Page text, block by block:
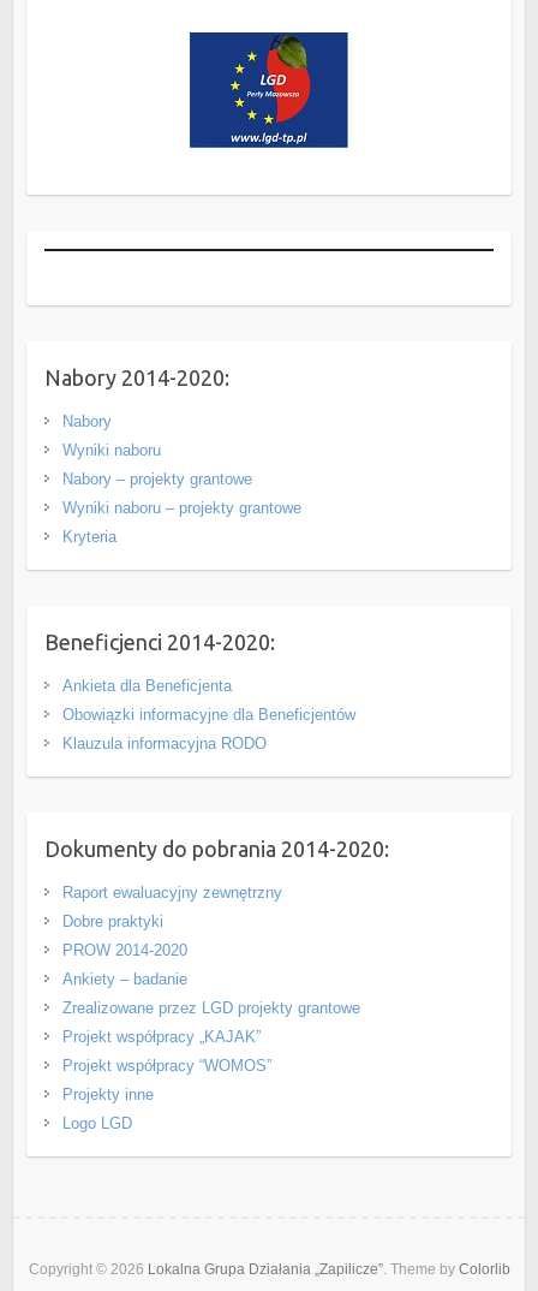
Nabory 2014-2020:
Nabory
Wyniki naboru
Nabory – projekty grantowe
Wyniki naboru – projekty grantowe
Kryteria
Beneficjenci 2014-2020:
Ankieta dla Beneficjenta
Obowiązki informacyjne dla Beneficjentów
Klauzula informacyjna RODO
Dokumenty do pobrania 2014-2020:
Raport ewaluacyjny zewnętrzny
Dobre praktyki
PROW 2014-2020
Ankiety – badanie
Zrealizowane przez LGD projekty grantowe
Projekt współpracy „KAJAK”
Projekt współpracy “WOMOS”
Projekty inne
Logo LGD
Copyright © 2026 Lokalna Grupa Działania „Zapilicze”. Theme by Colorlib